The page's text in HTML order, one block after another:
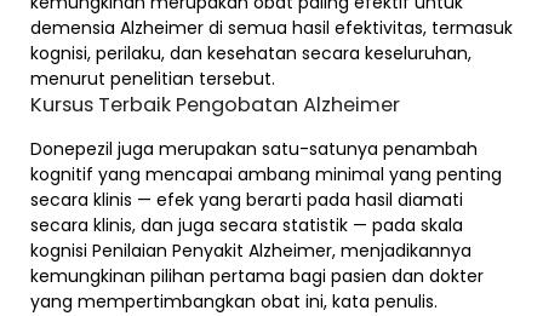
demensia Alzheimer di semua hasil efektivitas, termasuk
kognisi, perilaku, dan kesehatan secara keseluruhan,
menurut penelitian tersebut.
Kursus Terbaik Pengobatan Alzheimer
Donepezil juga merupakan satu-satunya penambah
kognitif yang mencapai ambang minimal yang penting
secara klinis — efek yang berarti pada hasil diamati
secara klinis, dan juga secara statistik — pada skala
kognisi Penilaian Penyakit Alzheimer, menjadikannya
kemungkinan pilihan pertama bagi pasien dan dokter
yang mempertimbangkan obat ini, kata penulis.